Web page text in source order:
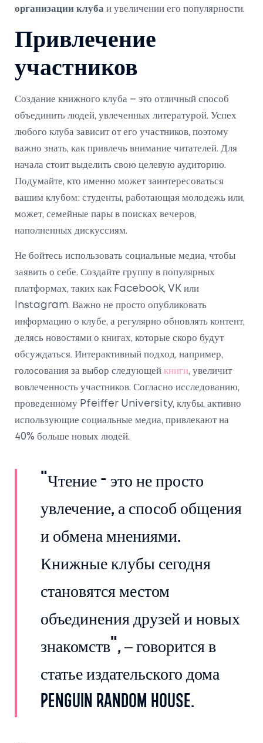
организации клуба и увеличении его популярности.
Привлечение
участников
Создание книжного клуба – это отличный способ
объединить людей, увлеченных литературой. Успех
любого клуба зависит от его участников, поэтому
важно знать, как привлечь внимание читателей. Для
начала стоит выделить свою целевую аудиторию.
Подумайте, кто именно может заинтересоваться
вашим клубом: студенты, работающая молодежь или,
может, семейные пары в поисках вечеров,
наполненных дискуссиям.
Не бойтесь использовать социальные медиа, чтобы
заявить о себе. Создайте группу в популярных
платформах, таких как Facebook, VK или
Instagram. Важно не просто опубликовать
информацию о клубе, а регулярно обновлять контент,
делясь новостями о книгах, которые скоро будут
обсуждаться. Интерактивный подход, например,
голосования за выбор следующей книги, увеличит
вовлеченность участников. Согласно исследованию,
проведенному Pfeiffer University, клубы, активно
использующие социальные медиа, привлекают на
40% больше новых людей.
"Чтение - это не просто
увлечение, а способ общения
и обмена мнениями.
Книжные клубы сегодня
становятся местом
объединения друзей и новых
знакомств", – говорится в
статье издательского дома
Penguin Random House.